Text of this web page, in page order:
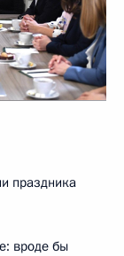
праздника
вроде бы